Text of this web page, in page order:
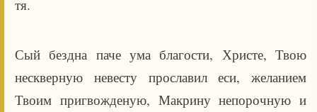
тя.
Сый бездна паче ума благости, Христе, Твою
нескверную невесту прославил еси, желанием
Твоим пригвожденую, Макрину непорочную и